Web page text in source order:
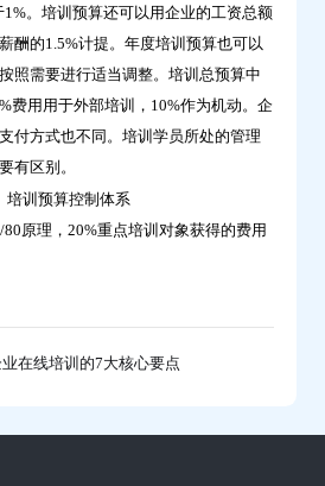
。培训预算还可以用企业的工资总额
酬的1.5%计提。年度培训预算也可以
照需要进行适当调整。培训总预算中
费用用于外部培训，10%作为机动。企
付方式也不同。培训学员所处的管理
有区别。
原理，20%重点培训对象获得的费用
在线培训的7大核心要点